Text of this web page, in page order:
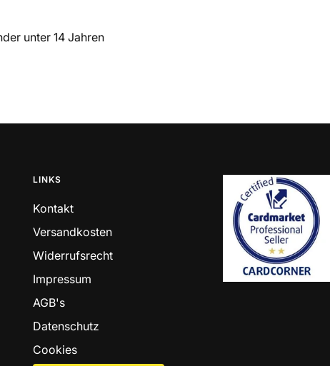
unter 14 Jahren
LINKS
Kontakt
Versandkosten
Widerrufsrecht
Impressum
AGB's
Datenschutz
Cookies